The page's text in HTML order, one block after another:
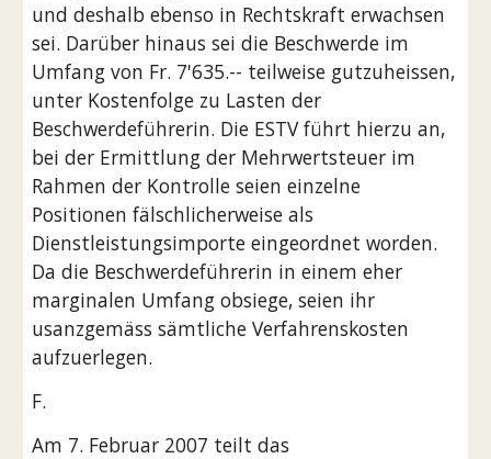
und deshalb ebenso in Rechtskraft erwachsen
sei. Darüber hinaus sei die Beschwerde im
Umfang von Fr. 7'635.-- teilweise gutzuheissen,
unter Kostenfolge zu Lasten der
Beschwerdeführerin. Die ESTV führt hierzu an,
bei der Ermittlung der Mehrwertsteuer im
Rahmen der Kontrolle seien einzelne
Positionen fälschlicherweise als
Dienstleistungsimporte eingeordnet worden.
Da die Beschwerdeführerin in einem eher
marginalen Umfang obsiege, seien ihr
usanzgemäss sämtliche Verfahrenskosten
aufzuerlegen.
F.
Am 7. Februar 2007 teilt das